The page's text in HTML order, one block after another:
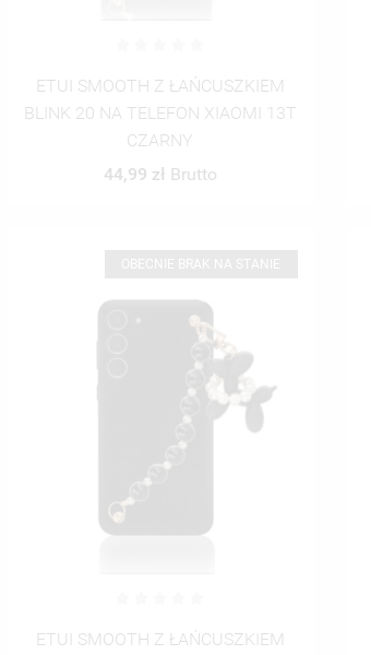
ETUI SMOOTH Z ŁAŃCUSZKIEM
BLINK 20 NA TELEFON XIAOMI 13T
CZARNY
44,99 zł Brutto
ETUI SMOOTH Z ŁAŃCUSZKIEM